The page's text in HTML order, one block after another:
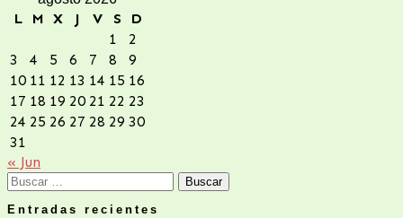
L M X J V S
D
1
2
3
4 5 6 7 8
9
10 11 12 13 14 15 16
17 18 19 20 21 22 23
24 25 26 27 28 29 30
31
« Jun
Buscar:
Entradas recientes